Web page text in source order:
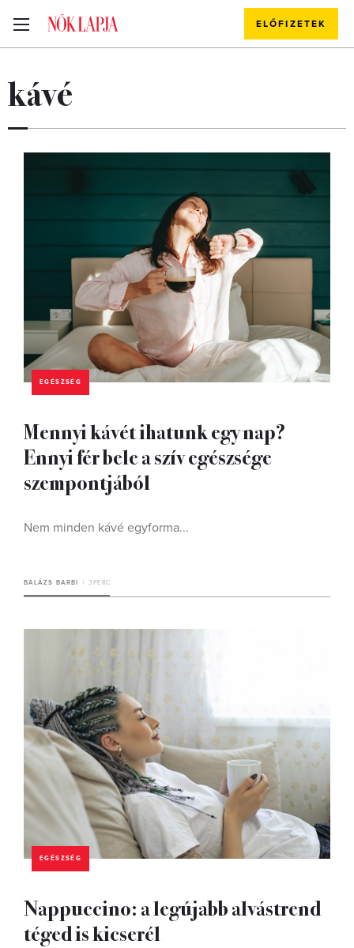
ELŐFIZETEK
kávé
EGÉSZSÉG
Mennyi kávét ihatunk egy nap?
Ennyi fér bele a szív egészsége
szempontjából
Nem minden kávé egyforma...
BALÁZS BARBI 3 PERC
EGÉSZSÉG
Nappuccino: a legújabb alvástrend
téged is kicserél